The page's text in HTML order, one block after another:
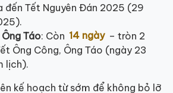
đến Tết Nguyên Đán 2025 (29
Táo: Còn 14 ngày – tròn 2
Ông Công, Ông Táo (ngày 23
lịch).
kế hoạch từ sớm để không bỏ lỡ